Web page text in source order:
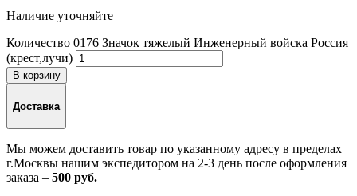
Наличие уточняйте
Количество 0176 Значок тяжелый Инженерный войска Россия
(крест,лучи)
В корзину
Доставка
Мы можем доставить товар по указанному адресу в пределах
г.Москвы нашим экспедитором на 2-3 день после оформления
заказа – 500 руб.